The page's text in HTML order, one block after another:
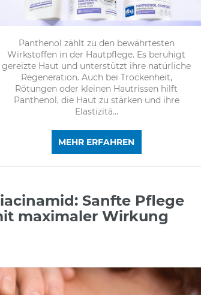
Panthenol zählt zu den bewährtesten
Wirkstoffen in der Hautpflege. Es beruhigt
gereizte Haut und unterstützt ihre natürliche
Regeneration. Auch bei Trockenheit,
Rötungen oder kleinen Hautrissen hilft
Panthenol, die Haut zu stärken und ihre
Elastizitä...
MEHR ERFAHREN
Sanfte Pflege
maximaler Wirkung